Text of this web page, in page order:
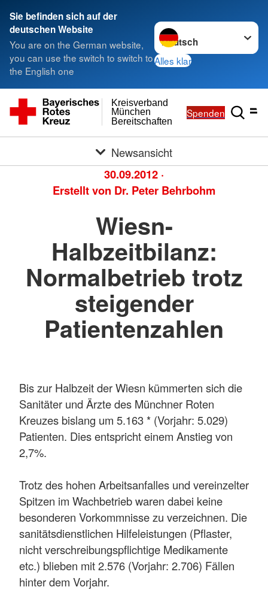
Sie befinden sich auf der
deutschen Website
You are on the German website,
you can use the switch to switch to
the English one
Sprache wechseln zu
Alles klar
Bereitschaften
München
Kreisverband
Spenden
Newsansicht
30.09.2012 ·
Erstellt von Dr. Peter Behrbohm
Wiesn-
Halbzeitbilanz:
Normalbetrieb trotz
steigender
Patientenzahlen
Bis zur Halbzeit der Wiesn kümmerten sich die
Sanitäter und Ärzte des Münchner Roten
Kreuzes bislang um 5.163 * (Vorjahr: 5.029)
Patienten. Dies entspricht einem Anstieg von
2,7%.
Trotz des hohen Arbeitsanfalles und vereinzelter
Spitzen im Wachbetrieb waren dabei keine
besonderen Vorkommnisse zu verzeichnen. Die
sanitätsdienstlichen Hilfeleistungen (Pflaster,
nicht verschreibungspflichtige Medikamente
etc.) blieben mit 2.576 (Vorjahr: 2.706) Fällen
hinter dem Vorjahr.